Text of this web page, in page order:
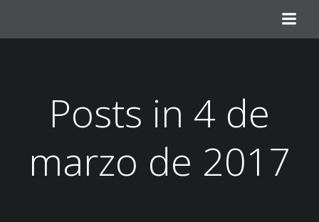
contenido
Posts in 4 de
marzo de 2017